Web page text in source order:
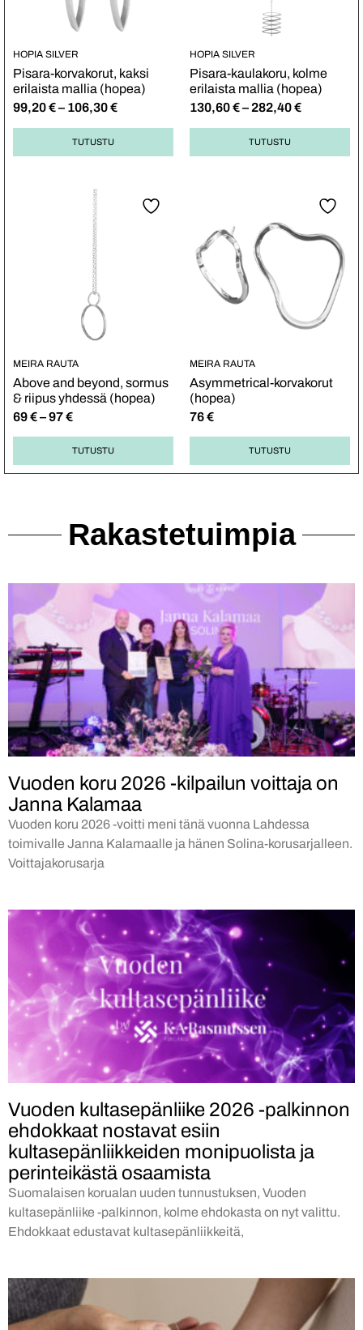
HOPIA SILVER
Pisara-korvakorut, kaksi
erilaista mallia (hopea)
99,20€– 106,30€
TUTUSTU
HOPIA SILVER
Pisara-kaulakoru, kolme
erilaista mallia (hopea)
130,60€– 282,40€
TUTUSTU
MEIRA RAUTA
Above and beyond, sormus
& riipus yhdessä (hopea)
69€–97€
TUTUSTU
MEIRA RAUTA
Asymmetrical-korvakorut
(hopea)
76€
TUTUSTU
Rakastetuimpia
Vuoden koru 2026 -kilpailun voittaja on
Janna Kalamaa
Vuoden koru 2026 -voitti meni tänä vuonna Lahdessa
toimivalle Janna Kalamaalle ja hänen Solina-korusarjalleen.
Voittajakorusarja
Vuoden kultasepänliike 2026 -palkinnon
ehdokkaat nostavat esiin
kultasepänliikkeiden monipuolista ja
perinteikästä osaamista
Suomalaisen korualan uuden tunnustuksen, Vuoden
kultasepänliike -palkinnon, kolme ehdokasta on nyt valittu.
Ehdokkaat edustavat kultasepänliikkeitä,